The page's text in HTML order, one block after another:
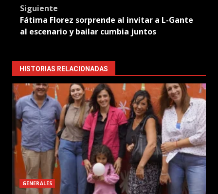
Siguiente
Fátima Florez sorprende al invitar a L-Gante
al escenario y bailar cumbia juntos
HISTORIAS RELACIONADAS
GENERALES